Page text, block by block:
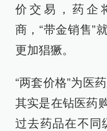
价交易，药企
商，“带金销售”
更加猖獗。
“两套价格”为医
其实是在钻医药
过去药品在不同